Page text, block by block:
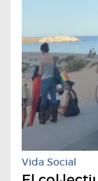
Vida Social